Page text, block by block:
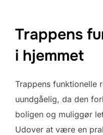
Trappens
i hjemmet
Trappens funktionelle
uundgåelig, da den
boligen og muliggør
Udover at være en